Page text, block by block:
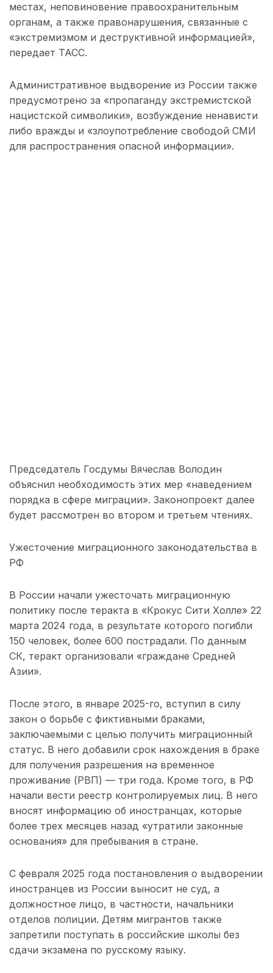
местах, неповиновение правоохранительным
органам, а также правонарушения, связанные с
«экстремизмом и деструктивной информацией»,
передает ТАСС.
Административное выдворение из России также
предусмотрено за «пропаганду экстремистской
нацистской символики», возбуждение ненависти
либо вражды и «злоупотребление свободой СМИ
для распространения опасной информации».
Председатель Госдумы Вячеслав Володин
объяснил необходимость этих мер «наведением
порядка в сфере миграции». Законопроект далее
будет рассмотрен во втором и третьем чтениях.
Ужесточение миграционного законодательства в
РФ
В России начали ужесточать миграционную
политику после теракта в «Крокус Сити Холле» 22
марта 2024 года, в результате которого погибли
150 человек, более 600 пострадали. По данным
СК, теракт организовали «граждане Средней
Азии».
После этого, в январе 2025-го, вступил в силу
закон о борьбе с фиктивными браками,
заключаемыми с целью получить миграционный
статус. В него добавили срок нахождения в браке
для получения разрешения на временное
проживание (РВП) — три года. Кроме того, в РФ
начали вести реестр контролируемых лиц. В него
вносят информацию об иностранцах, которые
более трех месяцев назад «утратили законные
основания» для пребывания в стране.
С февраля 2025 года постановления о выдворении
иностранцев из России выносит не суд, а
должностное лицо, в частности, начальники
отделов полиции. Детям мигрантов также
запретили поступать в российские школы без
сдачи экзамена по русскому языку.